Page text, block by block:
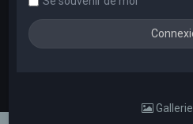
Gallerie